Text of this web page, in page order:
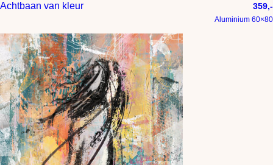
Achtbaan van kleur 359,-
Aluminium 60×80